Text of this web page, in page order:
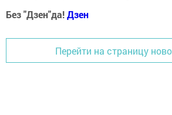
Без "Дзен"да!Дзен
Перейти на страницу